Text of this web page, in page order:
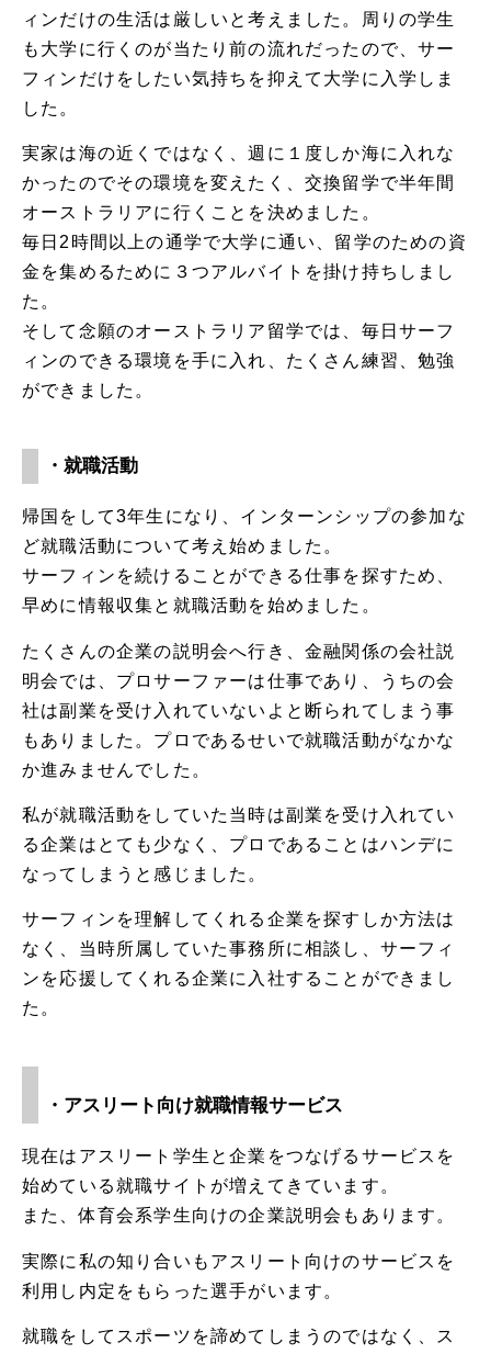
ィンだけの生活は厳しいと考えました。周りの学生
も大学に行くのが当たり前の流れだったので、サー
フィンだけをしたい気持ちを抑えて大学に入学しま
した。
実家は海の近くではなく、週に１度しか海に入れな
かったのでその環境を変えたく、交換留学で半年間
オーストラリアに行くことを決めました。
毎日2時間以上の通学で大学に通い、留学のための資
金を集めるために３つアルバイトを掛け持ちしまし
た。
そして念願のオーストラリア留学では、毎日サーフ
ィンのできる環境を手に入れ、たくさん練習、勉強
ができました。
・就職活動
帰国をして3年生になり、インターンシップの参加な
ど就職活動について考え始めました。
サーフィンを続けることができる仕事を探すため、
早めに情報収集と就職活動を始めました。
たくさんの企業の説明会へ行き、金融関係の会社説
明会では、プロサーファーは仕事であり、うちの会
社は副業を受け入れていないよと断られてしまう事
もありました。プロであるせいで就職活動がなかな
か進みませんでした。
私が就職活動をしていた当時は副業を受け入れてい
る企業はとても少なく、プロであることはハンデに
なってしまうと感じました。
サーフィンを理解してくれる企業を探すしか方法は
なく、当時所属していた事務所に相談し、サーフィ
ンを応援してくれる企業に入社することができまし
た。
・アスリート向け就職情報サービス
現在はアスリート学生と企業をつなげるサービスを
始めている就職サイトが増えてきています。
また、体育会系学生向けの企業説明会もあります。
実際に私の知り合いもアスリート向けのサービスを
利用し内定をもらった選手がいます。
就職をしてスポーツを諦めてしまうのではなく、ス